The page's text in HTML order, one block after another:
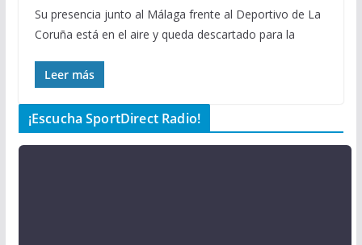
Su presencia junto al Málaga frente al Deportivo de La
Coruña está en el aire y queda descartado para la
Leer más
¡Escucha SportDirect Radio!